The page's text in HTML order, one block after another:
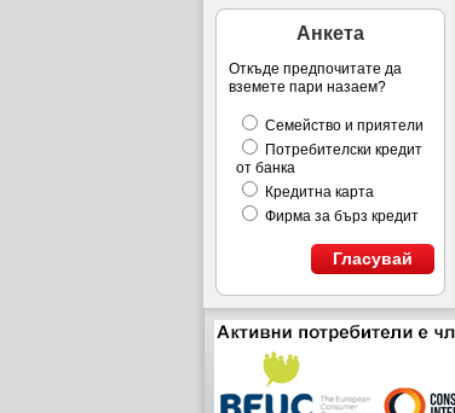
Анкета
Откъде предпочитате да
вземете пари назаем?
Семейство и приятели
Потребителски кредит
от банка
Кредитна карта
Фирма за бърз кредит
Гласувай